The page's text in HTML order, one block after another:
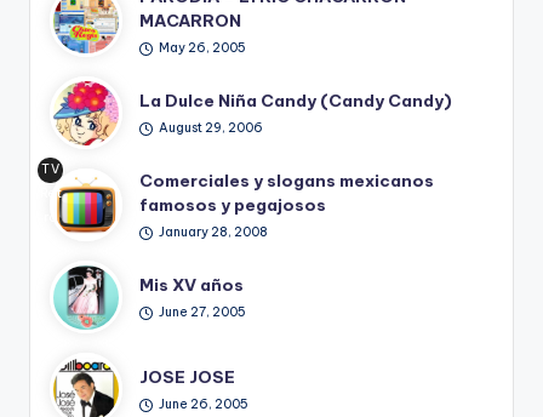
MACARRON
May 26, 2005
La Dulce Niña Candy (Candy Candy)
August 29, 2006
TV
Ret
ro
Comerciales y slogans mexicanos
famosos y pegajosos
January 28, 2008
Mis XV años
June 27, 2005
JOSE JOSE
June 26, 2005